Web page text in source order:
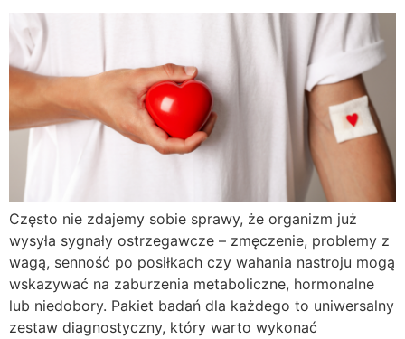
Często nie zdajemy sobie sprawy, że organizm już
wysyła sygnały ostrzegawcze – zmęczenie, problemy z
wagą, senność po posiłkach czy wahania nastroju mogą
wskazywać na zaburzenia metaboliczne, hormonalne
lub niedobory. Pakiet badań dla każdego to uniwersalny
zestaw diagnostyczny, który warto wykonać